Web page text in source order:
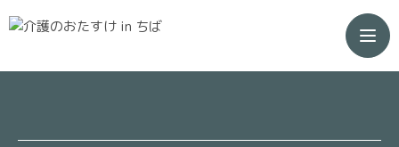
トップ／入居施設 ／ 生活保護相談可